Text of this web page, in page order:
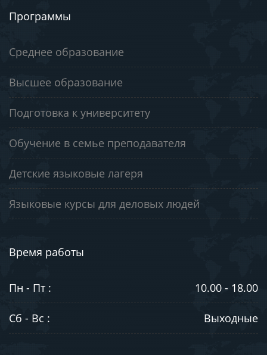
Программы
Среднее образование
Высшее образование
Подготовка к университету
Обучение в семье преподавателя
Детские языковые лагеря
Языковые курсы для деловых людей
Время работы
Пн - Пт : 10.00 - 18.00
Сб - Вс : Выходные